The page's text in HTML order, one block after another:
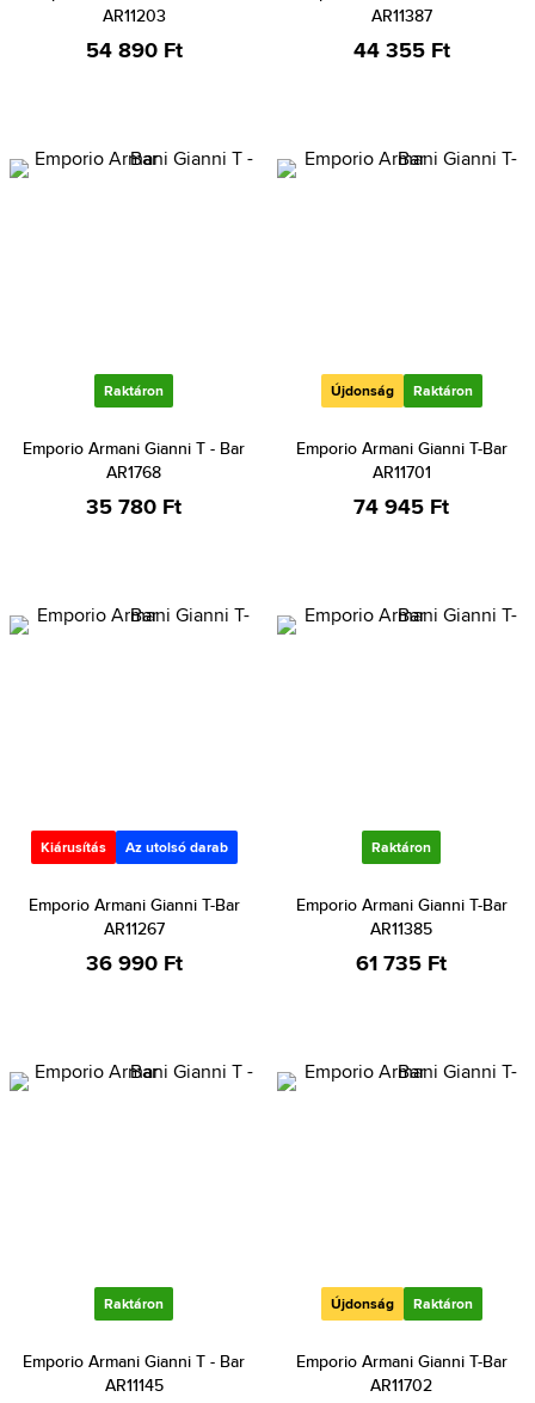
AR11203
54 890 Ft
AR11387
44 355 Ft
Raktáron
Emporio Armani Gianni T - Bar
AR1768
35 780 Ft
Újdonság Raktáron
Emporio Armani Gianni T-Bar
AR11701
74 945 Ft
Kiárusítás Az utolsó darab
Emporio Armani Gianni T-Bar
AR11267
36 990 Ft
Raktáron
Emporio Armani Gianni T-Bar
AR11385
61 735 Ft
Raktáron
Emporio Armani Gianni T - Bar
AR11145
Újdonság Raktáron
Emporio Armani Gianni T-Bar
AR11702